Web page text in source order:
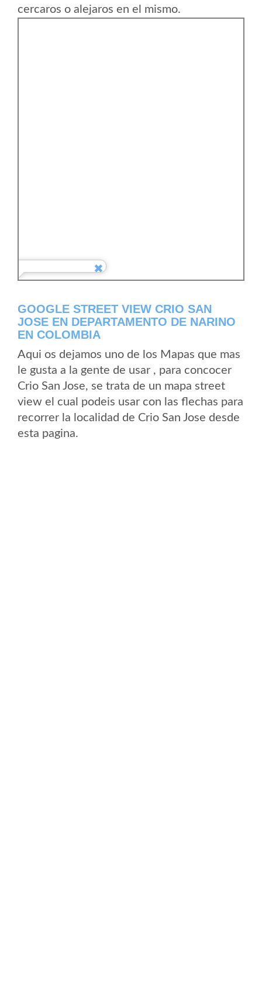
cercaros o alejaros en el mismo.
GOOGLE STREET VIEW CRIO SAN
JOSE EN DEPARTAMENTO DE NARINO
EN COLOMBIA
Aqui os dejamos uno de los Mapas que mas
le gusta a la gente de usar , para concocer
Crio San Jose, se trata de un mapa street
view el cual podeis usar con las flechas para
recorrer la localidad de Crio San Jose desde
esta pagina.